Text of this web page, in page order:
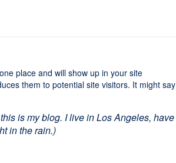
place and will show up in your site
them to potential site visitors. It might say
is my blog. I live in Los Angeles, have
in the rain.)